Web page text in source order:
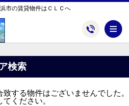
市の賃貸物件はＣＬＣへ
検索
する物件はございませんでした。
ください。